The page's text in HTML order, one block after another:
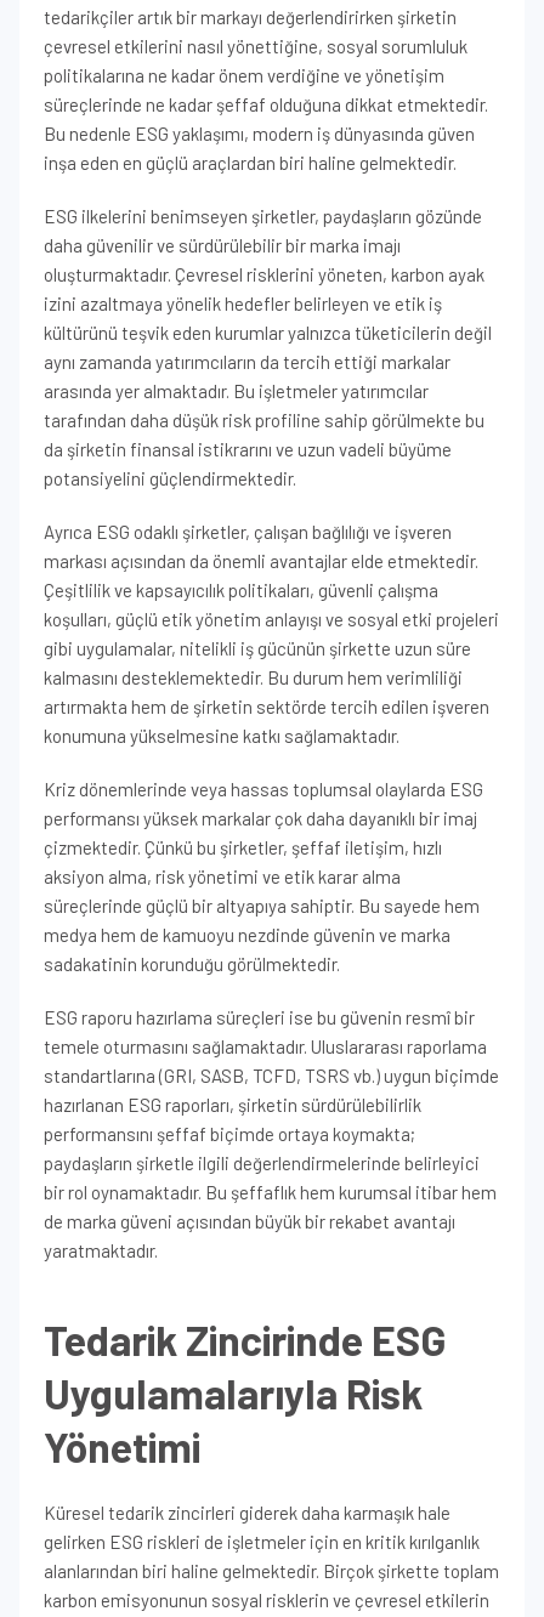
tedarikçiler artık bir markayı değerlendirirken şirketin
çevresel etkilerini nasıl yönettiğine, sosyal sorumluluk
politikalarına ne kadar önem verdiğine ve yönetişim
süreçlerinde ne kadar şeffaf olduğuna dikkat etmektedir.
Bu nedenle ESG yaklaşımı, modern iş dünyasında güven
inşa eden en güçlü araçlardan biri haline gelmektedir.
ESG ilkelerini benimseyen şirketler, paydaşların gözünde
daha güvenilir ve sürdürülebilir bir marka imajı
oluşturmaktadır. Çevresel risklerini yöneten, karbon ayak
izini azaltmaya yönelik hedefler belirleyen ve etik iş
kültürünü teşvik eden kurumlar yalnızca tüketicilerin değil
aynı zamanda yatırımcıların da tercih ettiği markalar
arasında yer almaktadır. Bu işletmeler yatırımcılar
tarafından daha düşük risk profiline sahip görülmekte bu
da şirketin finansal istikrarını ve uzun vadeli büyüme
potansiyelini güçlendirmektedir.
Ayrıca ESG odaklı şirketler, çalışan bağlılığı ve işveren
markası açısından da önemli avantajlar elde etmektedir.
Çeşitlilik ve kapsayıcılık politikaları, güvenli çalışma
koşulları, güçlü etik yönetim anlayışı ve sosyal etki projeleri
gibi uygulamalar, nitelikli iş gücünün şirkette uzun süre
kalmasını desteklemektedir. Bu durum hem verimliliği
artırmakta hem de şirketin sektörde tercih edilen işveren
konumuna yükselmesine katkı sağlamaktadır.
Kriz dönemlerinde veya hassas toplumsal olaylarda ESG
performansı yüksek markalar çok daha dayanıklı bir imaj
çizmektedir. Çünkü bu şirketler, şeffaf iletişim, hızlı
aksiyon alma, risk yönetimi ve etik karar alma
süreçlerinde güçlü bir altyapıya sahiptir. Bu sayede hem
medya hem de kamuoyu nezdinde güvenin ve marka
sadakatinin korunduğu görülmektedir.
ESG raporu hazırlama süreçleri ise bu güvenin resmî bir
temele oturmasını sağlamaktadır. Uluslararası raporlama
standartlarına (GRI, SASB, TCFD, TSRS vb.) uygun biçimde
hazırlanan ESG raporları, şirketin sürdürülebilirlik
performansını şeffaf biçimde ortaya koymakta;
paydaşların şirketle ilgili değerlendirmelerinde belirleyici
bir rol oynamaktadır. Bu şeffaflık hem kurumsal itibar hem
de marka güveni açısından büyük bir rekabet avantajı
yaratmaktadır.
Tedarik Zincirinde ESG
Uygulamalarıyla Risk
Yönetimi
Küresel tedarik zincirleri giderek daha karmaşık hale
gelirken ESG riskleri de işletmeler için en kritik kırılganlık
alanlarından biri haline gelmektedir. Birçok şirkette toplam
karbon emisyonunun sosyal risklerin ve çevresel etkilerin